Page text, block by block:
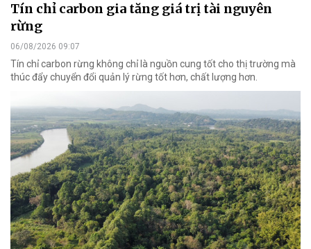
Tín chỉ carbon gia tăng giá trị tài nguyên
rừng
06/08/2026 09:07
Tín chỉ carbon rừng không chỉ là nguồn cung tốt cho thị trường mà
thúc đẩy chuyển đổi quản lý rừng tốt hơn, chất lượng hơn.